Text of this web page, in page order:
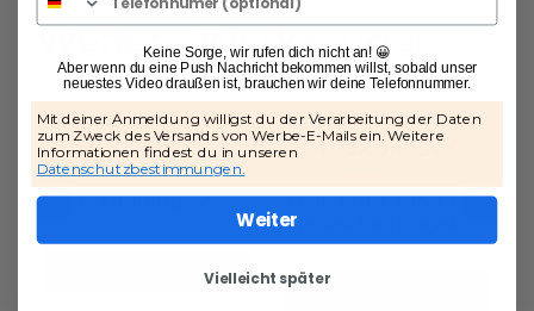
Weitere Werkzeuge:
Bosch GCM 18V-
216 DC
Akku-Kappsäge
Zum Werkzeug
Pica
Druckbleistift
Dein Must-have für
Zum Werkzeug
Keine Sorge, wir rufen dich nicht an! 😀
Aber wenn du eine Push Nachricht bekommen willst, sobald unser
neuestes Video draußen ist, brauchen wir deine Telefonnummer.
Mit deiner Anmeldung willigst du der Verarbeitung der Daten
zum Zweck des Versands von Werbe-E-Mails ein. Weitere
Informationen findest du in unseren
Datenschutzbestimmungen.
Weiter
Vielleicht später